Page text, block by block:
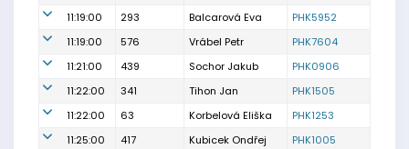
11:19:00
293 Balcarová Eva
PHK5952
11:19:00
576 Vrábel Petr
PHK7604
11:21:00
439 Sochor Jakub
PHK0906
11:22:00
341 Tihon Jan
PHK1505
11:22:00
63 Korbelová Eliška
PHK1253
11:25:00
417 Kubicek Ondřej
PHK1005